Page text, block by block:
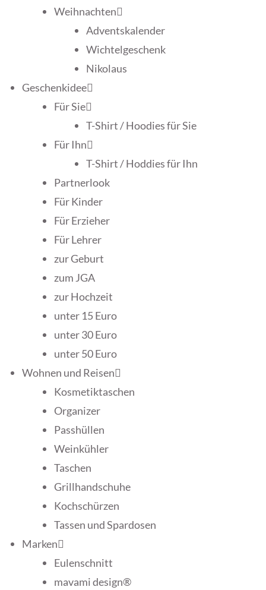
Weihnachten
Adventskalender
Wichtelgeschenk
Nikolaus
Geschenkidee
Für Sie
T-Shirt / Hoodies für Sie
Für Ihn
T-Shirt / Hoddies für Ihn
Partnerlook
Für Kinder
Für Erzieher
Für Lehrer
zur Geburt
zum JGA
zur Hochzeit
unter 15 Euro
unter 30 Euro
unter 50 Euro
Wohnen und Reisen
Kosmetiktaschen
Organizer
Passhüllen
Weinkühler
Taschen
Grillhandschuhe
Kochschürzen
Tassen und Spardosen
Marken
Eulenschnitt
mavami design®